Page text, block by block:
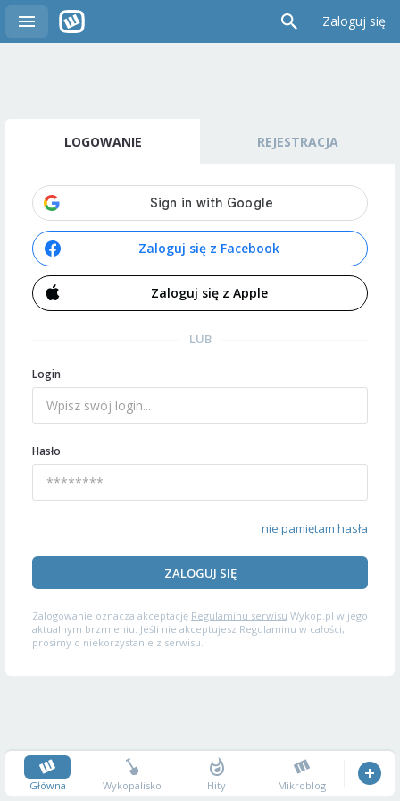
Zaloguj się
LOGOWANIE REJESTRACJA
Zaloguj się z Facebook
Zaloguj się z Apple
LUB
Login
Hasło
nie pamiętam hasła
ZALOGUJ SIĘ
Zalogowanie oznacza akceptację Regulaminu serwisu Wykop.pl w jego
aktualnym brzmieniu. Jeśli nie akceptujesz Regulaminu w całości,
prosimy o niekorzystanie z serwisu.
Główna Wykopalisko Hity Mikroblog